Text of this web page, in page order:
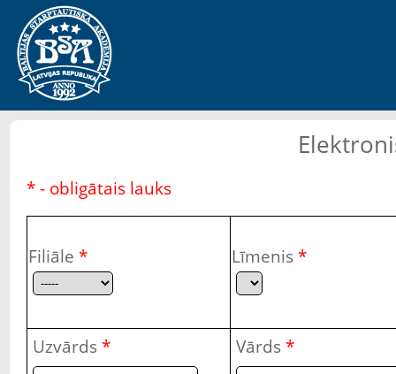
* - obligātais lauks
Filiāle * Līmenis *
Uzvārds * Vārds *